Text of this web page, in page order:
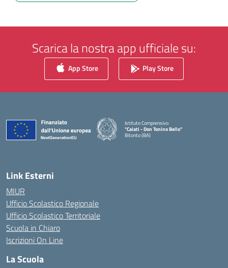
Scarica la nostra app ufficiale su:
App Store Play Store
Istituto Comprensivo
"Caiati - Don Tonino Bello"
Bitonto (BA)
Link Esterni
MIUR
Ufficio Scolastico Regionale
Ufficio Scolastico Territoriale
Scuola in Chiaro
Iscrizioni On Line
La Scuola